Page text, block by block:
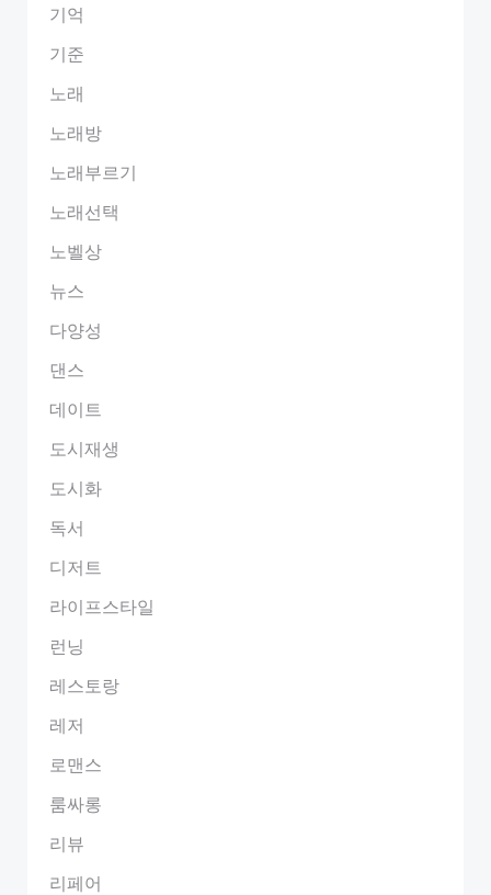
기억
기준
노래
노래방
노래부르기
노래선택
노벨상
뉴스
다양성
댄스
데이트
도시재생
도시화
독서
디저트
라이프스타일
런닝
레스토랑
레저
로맨스
룸싸롱
리뷰
리페어